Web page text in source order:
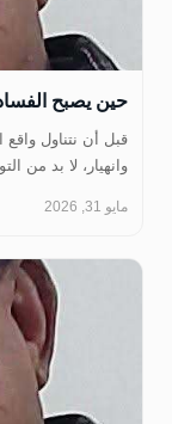
حين يصبح
قبل أن نتناول
وانهيار، لا بد من
مايو 31, 2026